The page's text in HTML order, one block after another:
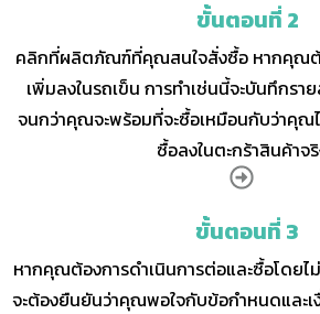
ขั้นตอนที่ 2
คลิกที่ผลิตภัณฑ์ที่คุณสนใจสั่งซื้อ หากคุณต้
เพิ่มลงในรถเข็น การทำเช่นนี้จะบันทึกรา
จนกว่าคุณจะพร้อมที่จะซื้อเหมือนกับว่าคุ
ซื้อลงในตะกร้าสินค้าจ
ขั้นตอนที่ 3
หากคุณต้องการดำเนินการต่อและซื้อโดย
จะต้องยืนยันว่าคุณพอใจกับข้อกำหนดและเ